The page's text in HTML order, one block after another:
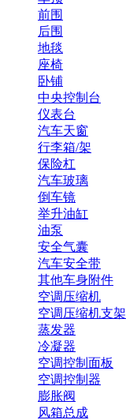
前围
后围
地毯
座椅
卧铺
中央控制台
仪表台
汽车天窗
行李箱/架
保险杠
汽车玻璃
倒车镜
举升油缸
油泵
安全气囊
汽车安全带
其他车身附件
空调压缩机
空调压缩机支架
蒸发器
冷凝器
空调控制面板
空调控制器
膨胀阀
风箱总成